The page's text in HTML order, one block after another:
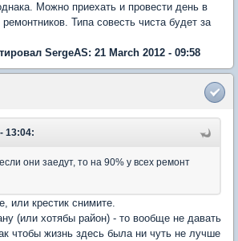
Можно приехать и провести день в
Типа совесть чиста будет за
SergeAS: 21 March 2012 - 09:58
13:04:
они заедут, то на 90% у всех ремонт
или крестик снимите.
(или хотябы район) - то вообще не давать
чтобы жизнь здесь была ни чуть не лучше